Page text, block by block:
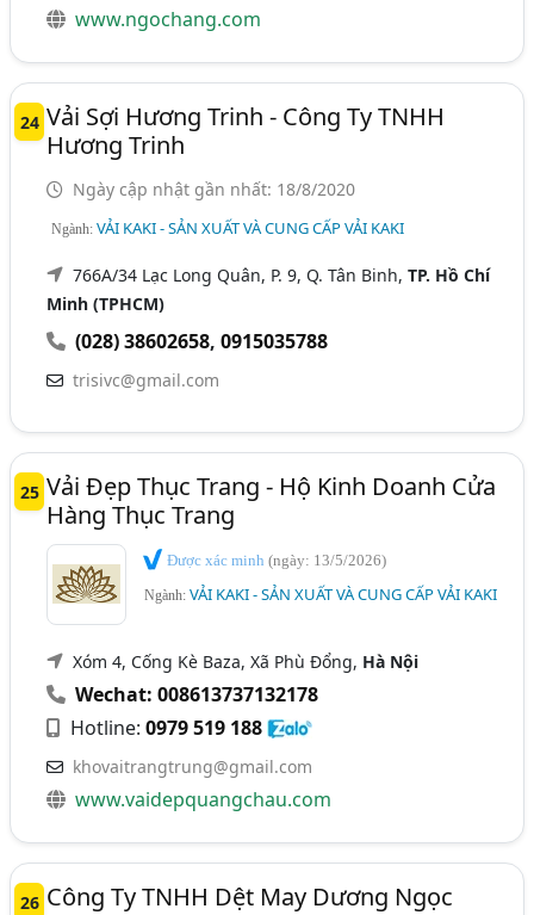
www.ngochang.com
24 Vải Sợi Hương Trinh - Công Ty TNHH
Hương Trinh
Ngày cập nhật gần nhất: 18/8/2020
Ngành:VẢI KAKI - SẢN XUẤT VÀ CUNG CẤP VẢI KAKI
766A/34 Lạc Long Quân, P. 9, Q. Tân Binh,TP. Hồ Chí
Minh (TPHCM)
(028) 38602658,0915035788
trisivc@gmail.com
25 Vải Đẹp Thục Trang - Hộ Kinh Doanh Cửa
Hàng Thục Trang
Được xác minh(ngày: 13/5/2026)
Ngành:VẢI KAKI - SẢN XUẤT VÀ CUNG CẤP VẢI KAKI
Xóm 4, Cống Kè Baza, Xã Phù Đổng, Hà Nội
Wechat: 008613737132178
Hotline:0979 519 188
khovaitrangtrung@gmail.com
www.vaidepquangchau.com
26 Công Ty TNHH Dệt May Dương Ngọc